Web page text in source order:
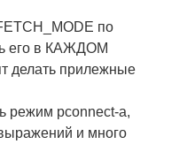
по
его в КАЖДОМ
делать прилежные
режим pconnect-а,
и много